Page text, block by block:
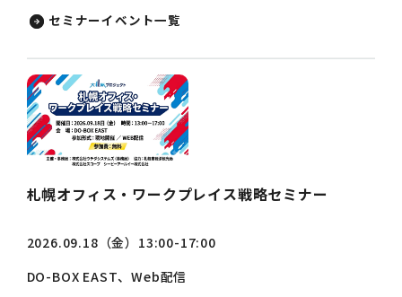
セミナーイベント一覧
札幌オフィス・ワークプレイス戦略セミナー
2026.09.18（金）13:00-17:00
DO-BOX EAST、Web配信